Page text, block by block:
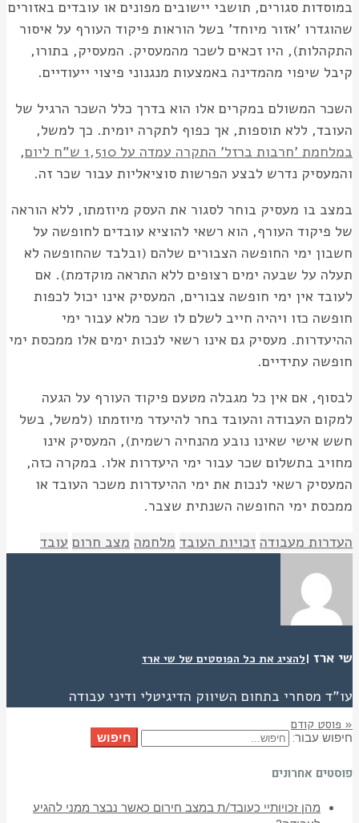
במוסדות סגורים, תושבי יישובים מפונים או עובדים באזורים
שהוגדרו 'אזור מיוחד' בשל הוראות פיקוד העורף על איסור
התקהלות), היו זכאים לשכר מהמעסיק. המעסיק, בתורו,
קיבל שיפוי מהמדינה באמצעות מנגנוני פיצוי ייעודיים.
השכר המשולם במקרים אלו הוא בדרך כלל השכר הרגיל של
העובד, ללא תוספות, אך כפוף לתקרה יומית. כך למשל,
במלחמת 'חרבות ברזל' התקרה עמדה על 1,510 ש"ח ליום
,
והמעסיק נדרש לבצע הפרשות סוציאליות עבור שכר זה.
במצב בו מעסיק בוחר לסגור את העסק מיוזמתו, ללא הוראה
של פיקוד העורף, הוא רשאי להוציא עובדים לחופשה על
חשבון ימי החופשה הצבורים שלהם (ובלבד שהחופשה לא
תעלה על שבעה ימים רצופים ללא התראה מוקדמת). אם
לעובד אין ימי חופשה צבורים, המעסיק אינו יכול לכפות
חופשה כזו ויהיה חייב לשלם לו שכר מלא עבור ימי
ההיעדרות. מעסיק גם אינו רשאי לנכות ימים אלו ממכסת ימי
חופשה עתידיים.
לבסוף, אם אין כל מגבלה מטעם פיקוד העורף על הגעה
למקום העבודה והעובד בחר להיעדר מיוזמתו (למשל, בשל
חשש אישי שאינו נובע מהנחיה רשמית), המעסיק אינו
מחויב בתשלום שכר עבור ימי היעדרות אלו. במקרה כזה,
המעסיק רשאי לנכות את ימי ההיעדרות משכר העובד או
ממכסת ימי החופשה השנתית שצבר.
העדרות מעבודה זכויות העובד מלחמה מצב חרום עובד
שי ארז |להציג את כל הפוסטים של שי ארז
עו"ד מסחרי בתחום השיווק הדיגיטלי ודיני עבודה
« פוסט קודם
חיפוש עבור: חיפוש
פוסטים אחרונים
מהן זכויותיי כעובד/ת במצב חירום כאשר נבצר ממני להגיע